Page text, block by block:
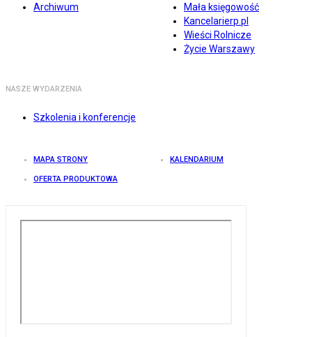
Archiwum
Mała księgowość
Kancelarierp.pl
Wieści Rolnicze
Życie Warszawy
NASZE WYDARZENIA
Szkolenia i konferencje
MAPA STRONY KALENDARIUM
OFERTA PRODUKTOWA